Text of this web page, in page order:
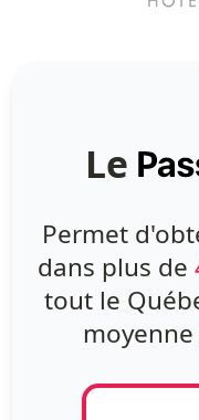
Le
Permet
dans plus de
tout le
moyenne